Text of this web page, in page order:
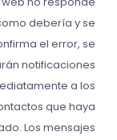
debería y se
el error, se
notificaciones
a los
que haya
Los mensajes